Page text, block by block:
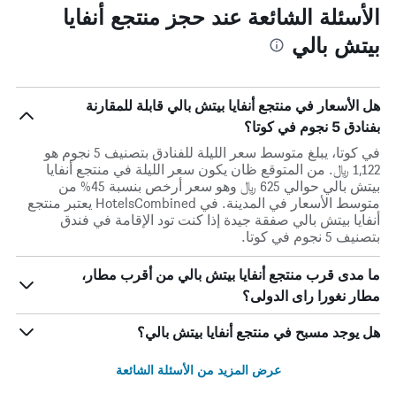
الأسئلة الشائعة عند حجز منتجع أنفايا
بيتش بالي
هل الأسعار في منتجع أنفايا بيتش بالي قابلة للمقارنة
بفنادق 5 نجوم في كوتا؟
في كوتا، يبلغ متوسط ​​سعر الليلة للفنادق بتصنيف 5 نجوم هو
1,122 ﷼. من المتوقع ظان يكون سعر الليلة في منتجع أنفايا
بيتش بالي حوالي 625 ﷼ وهو سعر أرخص بنسبة 45% من
متوسط الأسعار في المدينة. في HotelsCombined يعتبر منتجع
أنفايا بيتش بالي صفقة جيدة إذا كنت تود الإقامة في فندق
بتصنيف 5 نجوم في كوتا.
ما مدى قرب منتجع أنفايا بيتش بالي من أقرب مطار،
مطار نغورا راى الدولى؟
هل يوجد مسبح في منتجع أنفايا بيتش بالي؟
عرض المزيد من الأسئلة الشائعة